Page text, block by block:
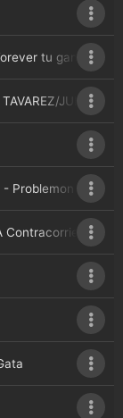
tu gantel
JULIETTE
- Problemon
Contracorriente